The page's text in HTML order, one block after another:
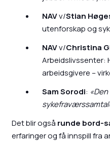
NAVv/Stian
utenforskap og
NAVv/Christina
Arbeidslivssenter:
arbeidsgivere –
Sam Sorodi:
Det blir også runde bord-
erfaringer og få innspill fra